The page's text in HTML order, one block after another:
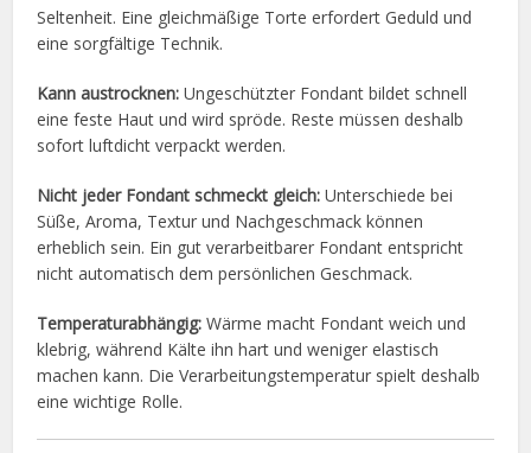
Seltenheit. Eine gleichmäßige Torte erfordert Geduld und
eine sorgfältige Technik.
Kann austrocknen: Ungeschützter Fondant bildet schnell
eine feste Haut und wird spröde. Reste müssen deshalb
sofort luftdicht verpackt werden.
Nicht jeder Fondant schmeckt gleich: Unterschiede bei
Süße, Aroma, Textur und Nachgeschmack können
erheblich sein. Ein gut verarbeitbarer Fondant entspricht
nicht automatisch dem persönlichen Geschmack.
Temperaturabhängig: Wärme macht Fondant weich und
klebrig, während Kälte ihn hart und weniger elastisch
machen kann. Die Verarbeitungstemperatur spielt deshalb
eine wichtige Rolle.